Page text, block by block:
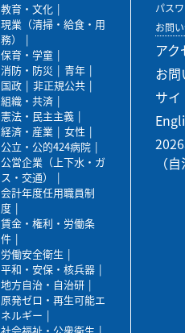
教育・文化
現業（清掃・給食・用
務）
保育・学童
消防・防災
青年
国政
非正規公共
組織・共済
憲法・民主主義
経済・産業
女性
公立・公的424病院
公営企業（上下水・ガ
ス・交通）
会計年度任用職員制
度
賃金・権利・労働条
件
労働安全衛生
平和・安保・核兵器
地方自治・自治研
原発ゼロ・再生可能エ
ネルギー
パス
お問
アク
お問
サ
（